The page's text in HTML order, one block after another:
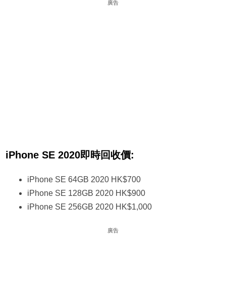
廣告
iPhone SE 2020即時回收價:
iPhone SE 64GB 2020 HK$700
iPhone SE 128GB 2020 HK$900
iPhone SE 256GB 2020 HK$1,000
廣告